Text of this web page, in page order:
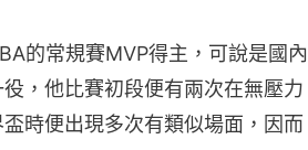
的常規賽MVP得主，可說是國內
，他比賽初段便有兩次在無壓力
時便出現多次有類似場面，因而